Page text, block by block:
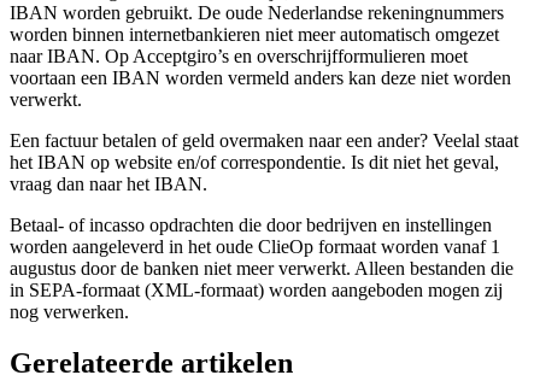
IBAN worden gebruikt. De oude Nederlandse rekeningnummers
worden binnen internetbankieren niet meer automatisch omgezet
naar IBAN. Op Acceptgiro’s en overschrijfformulieren moet
voortaan een IBAN worden vermeld anders kan deze niet worden
verwerkt.
Een factuur betalen of geld overmaken naar een ander? Veelal staat
het IBAN op website en/of correspondentie. Is dit niet het geval,
vraag dan naar het IBAN.
Betaal- of incasso opdrachten die door bedrijven en instellingen
worden aangeleverd in het oude ClieOp formaat worden vanaf 1
augustus door de banken niet meer verwerkt. Alleen bestanden die
in SEPA-formaat (XML-formaat) worden aangeboden mogen zij
nog verwerken.
Gerelateerde artikelen